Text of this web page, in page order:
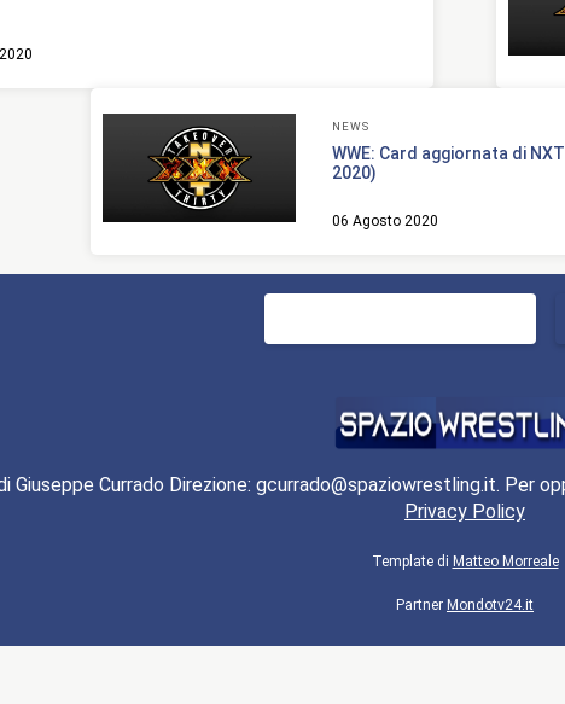
NEWS
WWE: Card aggiornata di
2020)
06 Agosto 2020
Currado Direzione: gcurrado@spaziowrestling.it. Per
Privacy Policy
Template di Matteo Morreale
Partner Mondotv24.it